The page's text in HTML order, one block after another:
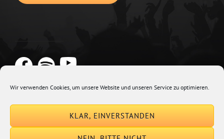
Wir verwenden Cookies, um unsere Website und unseren Service zu optimieren.
KLAR, EINVERSTANDEN
Euphony By Catch Themes